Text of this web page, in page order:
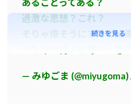
過激な思想？これ？
そりゃ偉そうにするのは
— みゆごま (@miyugoma)
続きを見る